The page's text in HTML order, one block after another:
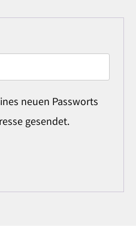
neuen Passworts
gesendet.